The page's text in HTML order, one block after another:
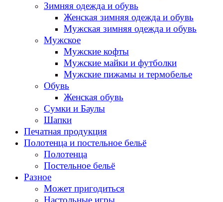
Зимняя одежда и обувь
Женская зимняя одежда и обувь
Мужская зимняя одежда и обувь
Мужское
Мужские кофты
Мужские майки и футболки
Мужские пижамы и термобелье
Обувь
Женская обувь
Сумки и Баулы
Шапки
Печатная продукция
Полотенца и постельное бельё
Полотенца
Постельное бельё
Разное
Может пригодиться
Настольные игры